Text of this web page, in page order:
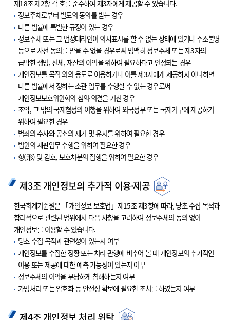
제18조 제2항 각 호를 준수하여 제3자에게 제공할 수 있습니다.
정보주체로부터 별도의 동의를 받는 경우
다른 법률에 특별한 규정이 있는 경우
정보주체 또는 그 법정대리인이 의사표시를 할 수 없는 상태에 있거나 주소불명
등으로 사전 동의를 받을 수 없을 경우로써 명백히 정보주체 또는 제3자의
급박한 생명, 신체, 재산의 이익을 위하여 필요하다고 인정되는 경우
개인정보를 목적 외의 용도로 이용하거나 이를 제3자에게 제공하지 아니하면
다른 법률에서 정하는 소관 업무를 수행할 수 없는 경우로써
개인정보보호위원회의 심의·의결을 거친 경우
조약, 그 밖의 국제협정의 이행을 위하여 외국정부 또는 국제기구에 제공하기
위하여 필요한 경우
범죄의 수사와 공소의 제기 및 유지를 위하여 필요한 경우
법원의 재판업무 수행을 위하여 필요한 경우
형(形) 및 감호, 보호처분의 집행을 위하여 필요한 경우
제3조 개인정보의 추가적 이용·제공
한국회계기준원은 「개인정보 보호법」제15조 제3항에 따라, 당초 수집 목적과
합리적으로 관련된 범위에서 다음 사항을 고려하여 정보주체의 동의 없이
개인정보를 이용할 수 있습니다.
당초 수집 목적과 관련성이 있는지 여부
개인정보를 수집한 정황 또는 처리 관행에 비추어 볼 때 개인정보의 추가적인
이용 또는 제공에 대한 예측 가능성이 있는지 여부
정보주체의 이익을 부당하게 침해하는지 여부
가명처리 또는 암호화 등 안전성 확보에 필요한 조치를 하였는지 여부